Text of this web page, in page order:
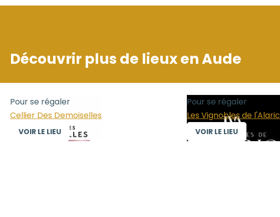
Découvrir plus de lieux enAude
Pour se régaler
Cellier Des Demoiselles
VOIR LE LIEU
Pour se régaler
Les Vignobles de l'Alaric
VOIR LE LIEU